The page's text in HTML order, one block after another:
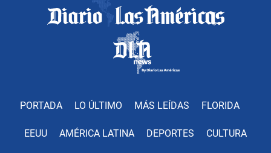
PORTADA LO ÚLTIMO MÁS LEÍDAS FLORIDA
EEUU AMÉRICA LATINA DEPORTES CULTURA